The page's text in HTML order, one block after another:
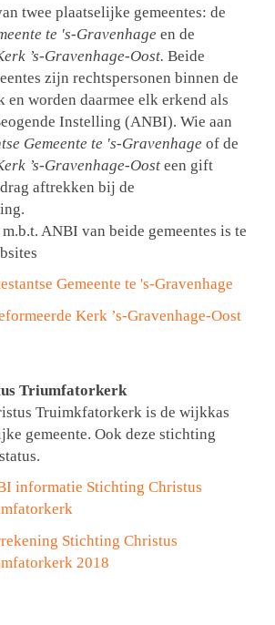
twee plaatselijke gemeentes: de
te 's-Gravenhage en de
’s-Gravenhage-Oost. Beide
zijn rechtspersonen binnen de
en worden daarmee elk erkend als
Instelling (ANBI). Wie aan
Gemeente te 's-Gravenhage of de
’s-Gravenhage-Oost een gift
aftrekken bij de
ANBI van beide gemeentes is te
Gemeente te 's-Gravenhage
Kerk ’s-Gravenhage-Oost
Triumfatorkerk
Truimkfatorkerk is de wijkkas
gemeente. Ook deze stichting
informatie Stichting Christus
Stichting Christus
2018